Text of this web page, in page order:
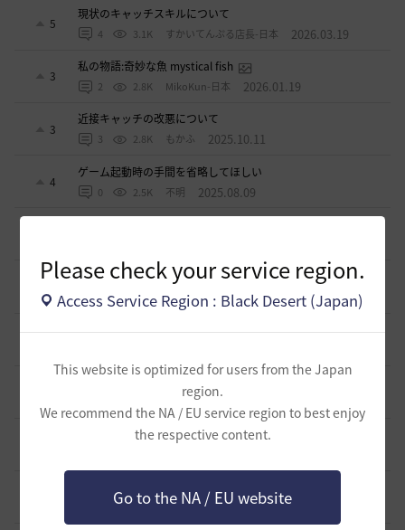
Please check your service region.
Access Service Region : Black Desert (Japan)
This website is optimized for users from the Japan
region.
We recommend the NA / EU service region to best enjoy
the respective content.
Go to the NA / EU website
5
現状のキャッチスキルについて
4 3.1K すかいてんぷる店長-日本 2026.03.19
3
私の物語:奇妙な魚 mystical fish
2 2.8K MikoKun-日本 2026.01.19
3
近接キャッチの改悪について
3 2.8K もかふ 2025.10.11
4
ゲーム起動時の手間を省略してほしい
0 2.5K 不明 2025.08.09
生活用の補助道具について
0 3K エンカ-日本 2025.03.28
ソンカクシ7災について
アグリスの熱気の様なカプラス用の熱気も欲しい
2024.10.06
アタニスホタルはなぜ家門バッグに入れられないのか？
3.2K エンカ-日本 2024.06.17